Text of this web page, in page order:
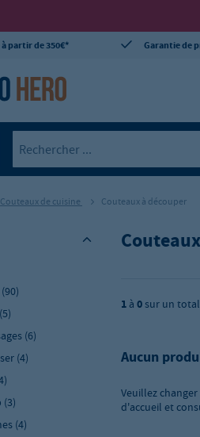
partir de 350€* Garantie de
Couteaux de cuisine Couteaux à découper
(90)
(5)
(6)
(4)
(3)
(4)
1 à 0 sur un
Aucun
Veuillez
d'accueil et